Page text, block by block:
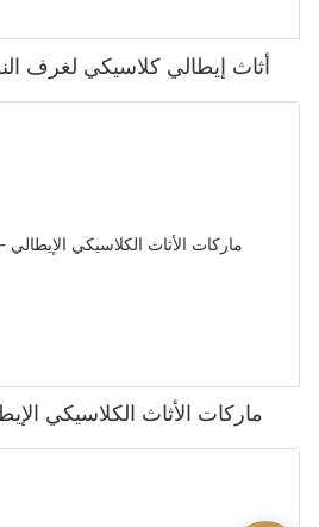
أثاث إيطالي كلاسيكي لغرف
ماركات الأثاث الكلاسيكي